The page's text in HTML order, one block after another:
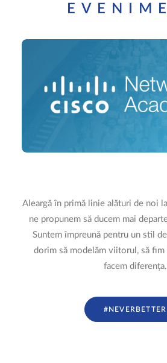
Aleargă în primă linie alături de noi
ne propunem să ducem mai
Suntem împreună pentru un stil
dorim să modelăm viitorul, să
facem diferența.
#NEVERBETTER